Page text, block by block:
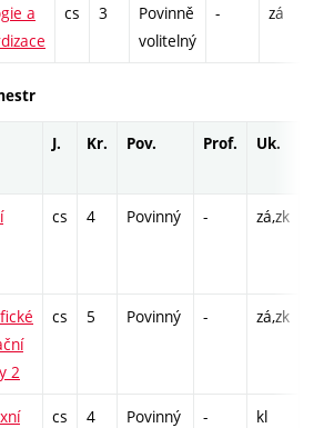
a
cs 3
Povinně
volitelný
- zá
J. Kr. Pov. Prof. Uk.
cs 4 Povinný - zá,zk
2
cs 5 Povinný - zá,zk
cs 4 Povinný - kl